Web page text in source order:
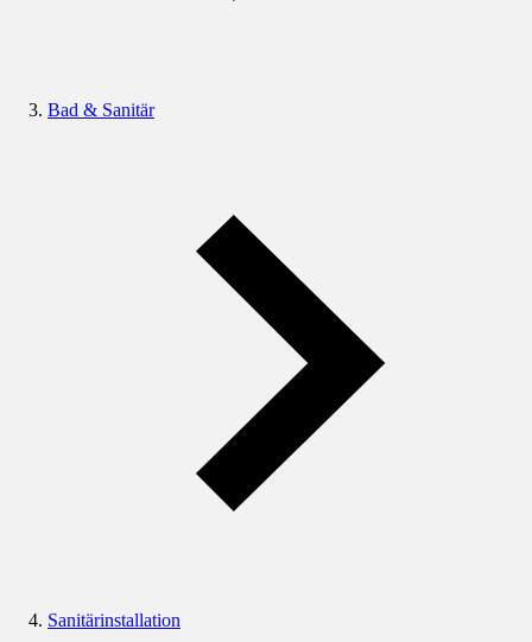
Bad & Sanitär
Sanitärinstallation